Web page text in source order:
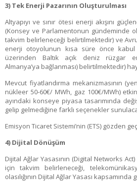
3) Tek Enerji Pazarının Oluşturulması
Altyapıyı ve sınır ötesi enerji akışını
(Konsey ve Parlamentonun gündeminde
takvim belirleneceği belirtilmektedir) ve
enerji otoyolunun kısa süre önce kabul
üzerinden Baltık açık deniz rüzgar
Almanya’ya bağlanması) belirtilmektedir)
Mevcut fiyatlandırma mekanizmasının
nükleer 50-60€/ MWh, gaz 100€/MWh)
ayındaki konseye piyasa tasarımında
gelip gelmediğine farklı seçenekler
Emisyon Ticaret Sistemi’nin (ETS) gözden
4) Dijital Dönüşüm
Dijital Ağlar Yasasının (Digital Networks
için takvim belirleneceği,
olasılığının Dijital Ağlar Yasası